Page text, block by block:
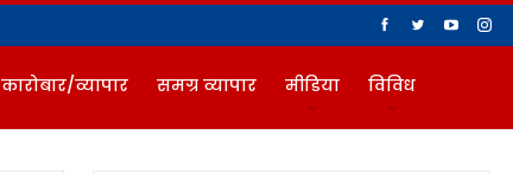
कारोबार/व्यापार समग्र व्यापार मीडिया विविध